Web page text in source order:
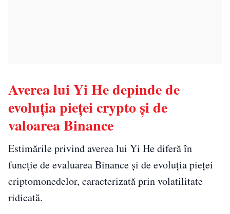
Averea lui Yi He depinde de
evoluția pieței crypto și de
valoarea Binance
Estimările privind averea lui Yi He diferă în
funcție de evaluarea Binance și de evoluția pieței
criptomonedelor, caracterizată prin volatilitate
ridicată.